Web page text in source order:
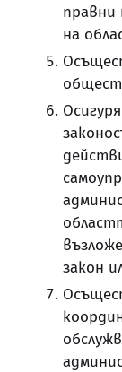
правни
на
закон